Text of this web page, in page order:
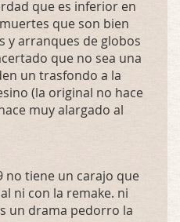
que es inferior en
que son bien
y arranques de globos
que no sea una
un trasfondo a la
(la original no hace
muy alargado al
no tiene un carajo que
ni con la remake. ni
un drama pedorro la